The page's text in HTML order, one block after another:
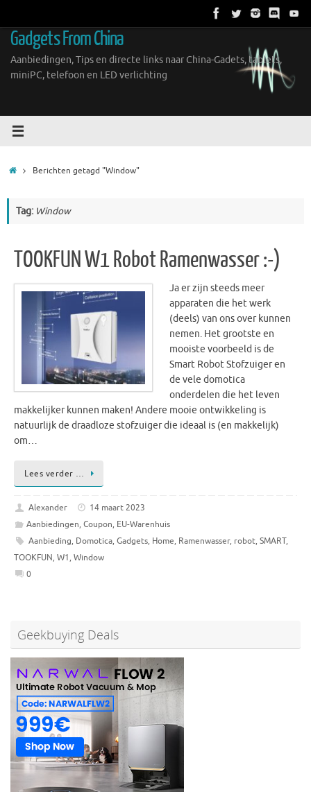
inhoud
Gadgets From China
Aanbiedingen, Tips en directe links naar China-Gadets, tablets,
miniPC, telefoon en LED verlichting
HomeBerichten getagd "Window"
Tag: Window
TOOKFUN W1 Robot Ramenwasser :-)
Ja er zijn steeds meer
apparaten die het werk
(deels) van ons over kunnen
nemen. Het grootste en
mooiste voorbeeld is de
Smart Robot Stofzuiger en
de vele domotica
onderdelen die het leven
makkelijker kunnen maken! Andere mooie ontwikkeling is
natuurlijk de draadloze stofzuiger die ideaal is (en makkelijk)
om…
Lees verder …
Alexander
14 maart 2023
Aanbiedingen, Coupon, EU-Warenhuis
Aanbieding, Domotica, Gadgets, Home, Ramenwasser, robot, SMART,
TOOKFUN, W1, Window
0
Geekbuying Deals